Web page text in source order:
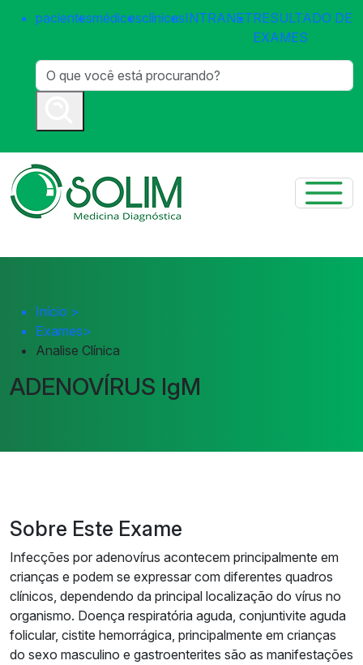
pacientesmédicosclínicasINTRANETRESULTADO DE
EXAMES
Início >
Exames>
Analise Clínica
ADENOVÍRUS IgM
Sobre Este Exame
Infecções por adenovírus acontecem principalmente em
crianças e podem se expressar com diferentes quadros
clínicos, dependendo da principal localização do vírus no
organismo. Doença respiratória aguda, conjuntivite aguda
folicular, cistite hemorrágica, principalmente em crianças
do sexo masculino e gastroenterites são as manifestações